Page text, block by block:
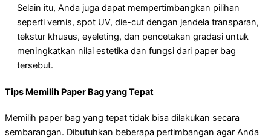
Selain itu, Anda juga dapat mempertimbangkan pilihan
seperti vernis, spot UV, die-cut dengan jendela transparan,
tekstur khusus, eyeleting, dan pencetakan gradasi untuk
meningkatkan nilai estetika dan fungsi dari paper bag
tersebut.
Tips Memilih Paper Bag yang Tepat
Memilih paper bag yang tepat tidak bisa dilakukan secara
sembarangan. Dibutuhkan beberapa pertimbangan agar Anda